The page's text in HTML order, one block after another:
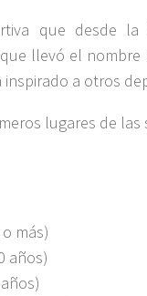
que desde
llevó el nombre
inspirado a otros
lugares de
más)
años)